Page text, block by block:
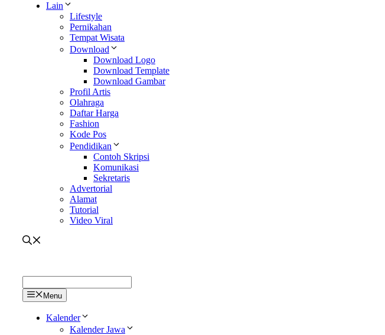
Lain
Lifestyle
Pernikahan
Tempat Wisata
Download
Download Logo
Download Template
Download Gambar
Profil Artis
Olahraga
Daftar Harga
Fashion
Kode Pos
Pendidikan
Contoh Skripsi
Komunikasi
Sekretaris
Advertorial
Alamat
Tutorial
Video Viral
Menu
Kalender
Kalender Jawa